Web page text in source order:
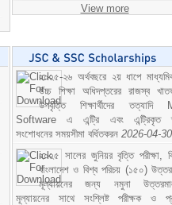
View more
২০২৫-২৬ অর্থবছরে ২য় ধাপে
উচ্চ শিক্ষা অধিদপ্তরের রাজস্ব
উপবৃত্তি শিক্ষার্থীদের তত্যাদি
Software এ এন্ট্রি এবং এন্ট্রিকৃত
সংশোধনের সময়সীমা বর্ধিতকরন 2026-04-30
২০২৫ সালের জুনিয়র বৃত্তি পরীক্ষা,
বাংলাদেশ ও বিশ্ব পরিচয় (১৫০)
মূল্যায়নের জন্য নমুনা
মূল্যায়নের সাথে সংশ্লিষ্ট পরীক্ষক ও